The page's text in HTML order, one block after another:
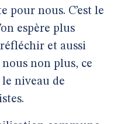
pour nous. C’est le
espère plus
et aussi
non plus, ce
le niveau de